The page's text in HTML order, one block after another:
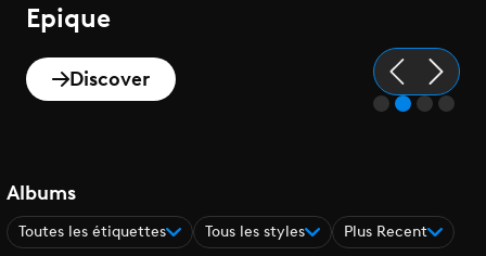
Epique
Discover
Albums
Toutes les étiquettes Tous les styles Plus Recent